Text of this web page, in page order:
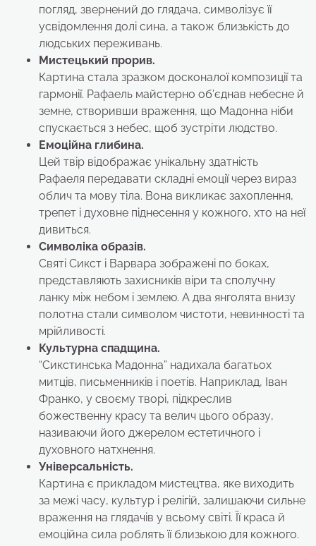
погляд, звернений до глядача, символізує її
усвідомлення долі сина, а також близькість до
людських переживань.
Мистецький прорив.
Картина стала зразком досконалої композиції та
гармонії. Рафаель майстерно об’єднав небесне й
земне, створивши враження, що Мадонна ніби
спускається з небес, щоб зустріти людство.
Емоційна глибина.
Цей твір відображає унікальну здатність
Рафаеля передавати складні емоції через вираз
облич та мову тіла. Вона викликає захоплення,
трепет і духовне піднесення у кожного, хто на неї
дивиться.
Символіка образів.
Святі Сикст і Варвара зображені по боках,
представляють захисників віри та сполучну
ланку між небом і землею. А два янголята внизу
полотна стали символом чистоти, невинності та
мрійливості.
Культурна спадщина.
“Сикстинська Мадонна” надихала багатьох
митців, письменників і поетів. Наприклад, Іван
Франко, у своєму творі, підкреслив
божественну красу та велич цього образу,
називаючи його джерелом естетичного і
духовного натхнення.
Універсальність.
Картина є прикладом мистецтва, яке виходить
за межі часу, культур і релігій, залишаючи сильне
враження на глядачів у всьому світі. Її краса й
емоційна сила роблять її близькою для кожного.